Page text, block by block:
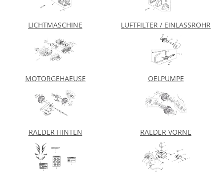
LICHTMASCHINE LUFTFILTER / EINLASSROHR
MOTORGEHAEUSE OELPUMPE
RAEDER HINTEN RAEDER VORNE